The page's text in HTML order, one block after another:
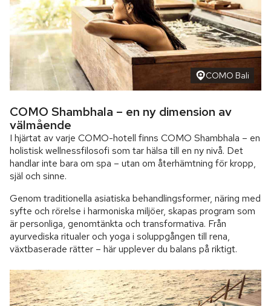
COMO Bali
COMO Shambhala – en ny dimension av
välmående
I hjärtat av varje COMO-hotell finns COMO Shambhala – en
holistisk wellnessfilosofi som tar hälsa till en ny nivå. Det
handlar inte bara om spa – utan om återhämtning för kropp,
själ och sinne.
Genom traditionella asiatiska behandlingsformer, näring med
syfte och rörelse i harmoniska miljöer, skapas program som
är personliga, genomtänkta och transformativa. Från
ayurvediska ritualer och yoga i soluppgången till rena,
växtbaserade rätter – här upplever du balans på riktigt.